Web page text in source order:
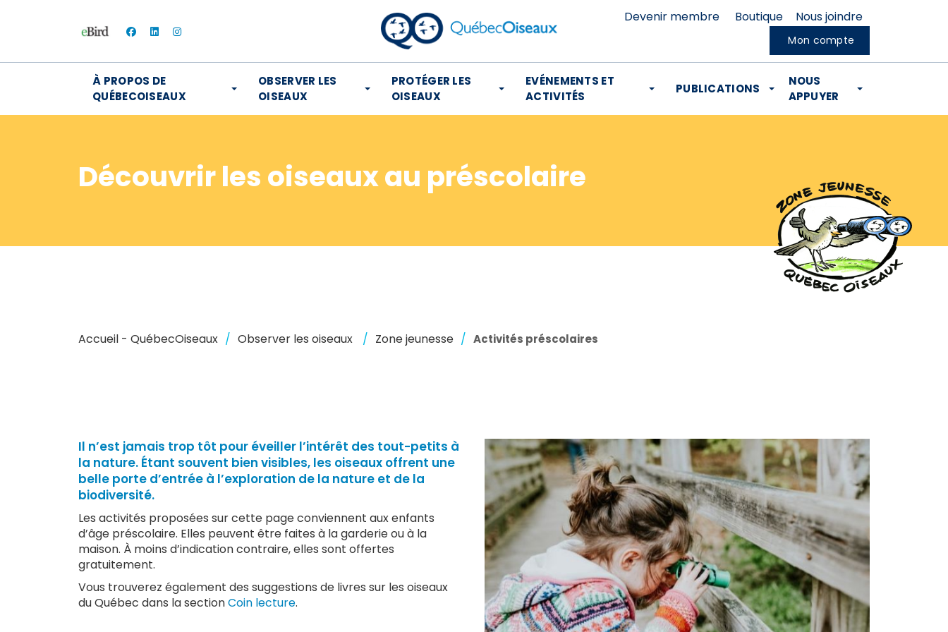
facebooklinkedininstagram
Devenir membre Boutique Nous joindre
Mon compte
À PROPOS DE
QUÉBECOISEAUX
OBSERVER LES
OISEAUX
PROTÉGER LES
OISEAUX
EVÉNEMENTS ET
ACTIVITÉS
PUBLICATIONS
NOUS
APPUYER
Découvrir les oiseaux au préscolaire
Accueil - QuébecOiseaux Observer les oiseaux Zone jeunesse Activités préscolaires
Il n’est jamais trop tôt pour éveiller l’intérêt des tout-petits à
la nature. Étant souvent bien visibles, les oiseaux offrent une
belle porte d’entrée à l’exploration de la nature et de la
biodiversité.
Les activités proposées sur cette page conviennent aux enfants
d’âge préscolaire. Elles peuvent être faites à la garderie ou à la
maison. À moins d’indication contraire, elles sont offertes
gratuitement.
Vous trouverez également des suggestions de livres sur les oiseaux
du Québec dans la sectionCoin lecture.